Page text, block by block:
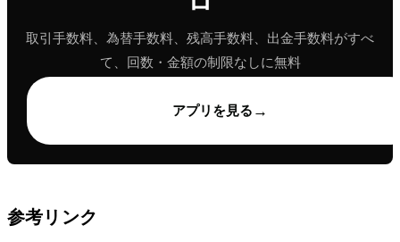
取引手数料、為替手数料、残高手数料、出金手数料がすべ
て、回数・金額の制限なしに無料
アプリを見る →
参考リンク